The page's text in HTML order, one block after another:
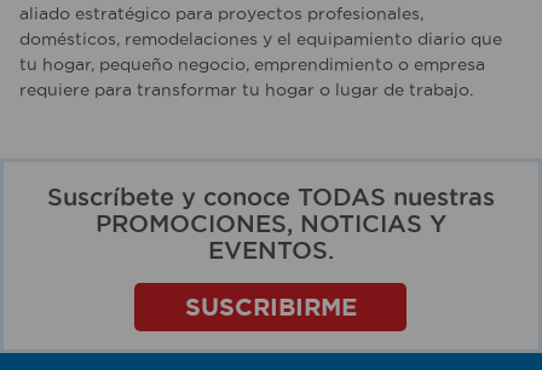
aliado estratégico para proyectos profesionales,
domésticos, remodelaciones y el equipamiento diario que
tu hogar, pequeño negocio, emprendimiento o empresa
requiere para transformar tu hogar o lugar de trabajo.
Suscríbete y conoce TODAS nuestras
PROMOCIONES, NOTICIAS Y
EVENTOS.
SUSCRIBIRME